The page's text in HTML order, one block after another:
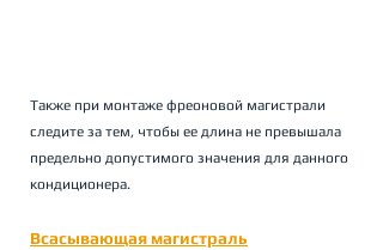
Также при монтаже фреоновой магистрали
следите за тем, чтобы ее длина не превышала
предельно допустимого значения для данного
кондиционера.
Всасывающая магистраль